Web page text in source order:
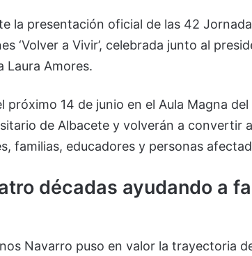
la presentación oficial de las 42
‘Volver a Vivir’, celebrada junto al
Laura Amores.
próximo 14 de junio en el Aula Magna
de Albacete y volverán a convertir
familias, educadores y personas
décadas ayudando a
Navarro puso en valor la trayectoria